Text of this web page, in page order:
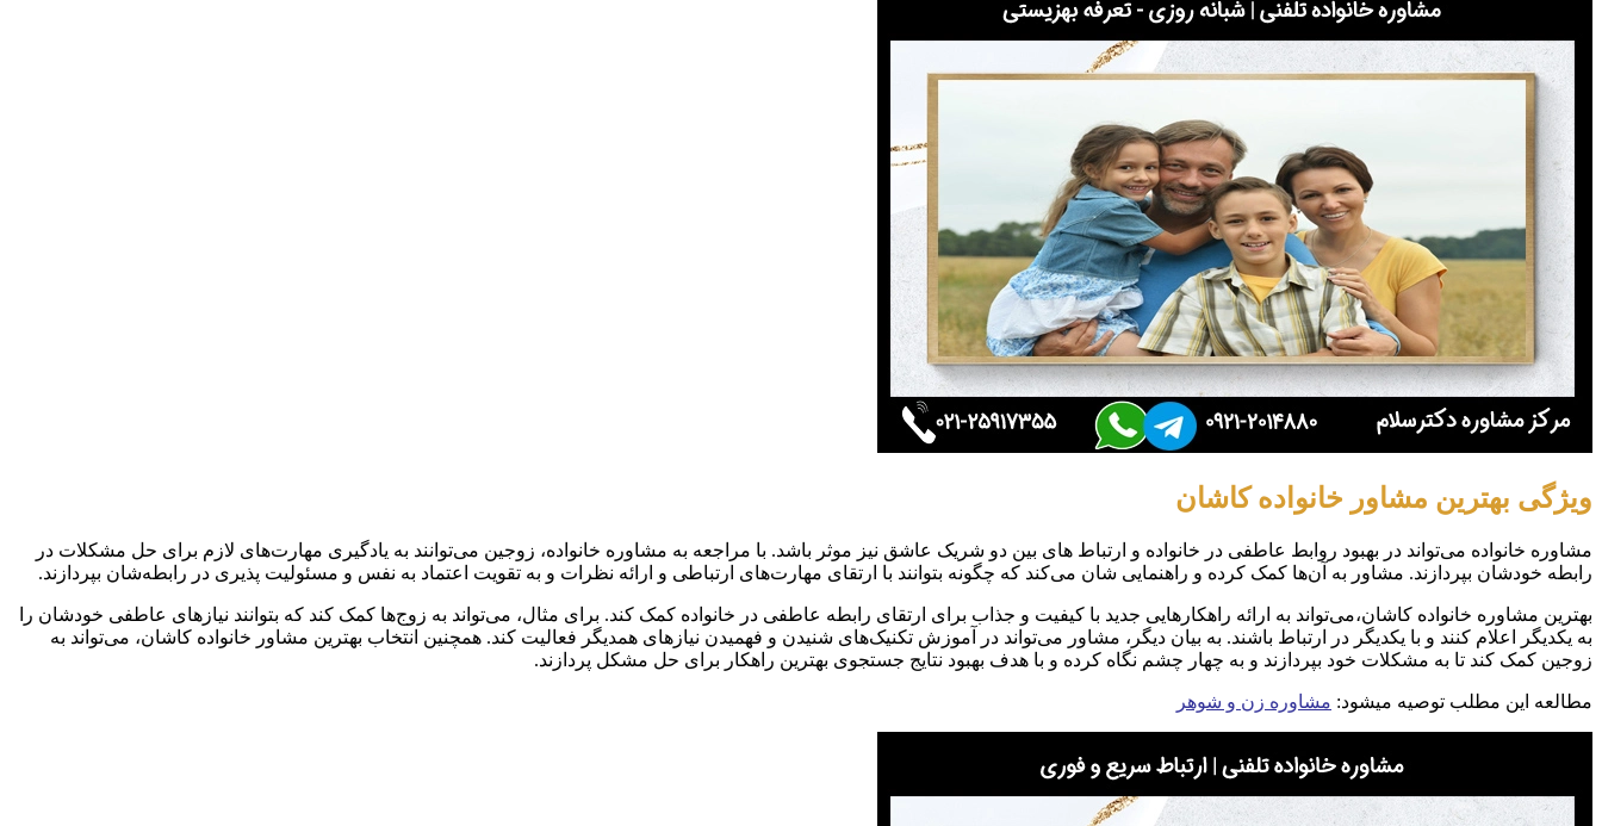
ویژگی بهترین مشاور خانواده کاشان
مشاوره خانواده می‌تواند در بهبود روابط عاطفی در خانواده و ارتباط های بین دو شریک عاشق نیز موثر باشد. با مراجعه به مشاوره خانواده، زوجین می‌توانند به یادگیری مهارت‌های لازم برای حل مشکلات در
رابطه خودشان بپردازند. مشاور به آن‌ها کمک کرده و راهنمایی شان می‌کند که چگونه بتوانند با ارتقای مهارت‌های ارتباطی و ارائه نظرات و به تقویت اعتماد به نفس و مسئولیت پذیری در رابطه‌شان بپردازند.
بهترین مشاوره خانواده کاشان،می‌تواند به ارائه راهکارهایی جدید با کیفیت و جذاب برای ارتقای رابطه عاطفی در خانواده کمک کند. برای مثال، می‌تواند به زوج‌ها کمک کند که بتوانند نیازهای عاطفی خودشان را
به یکدیگر اعلام کنند و با یکدیگر در ارتباط باشند. به بیان دیگر، مشاور می‌تواند در آموزش تکنیک‌های شنیدن و فهمیدن نیازهای همدیگر فعالیت کند. همچنین انتخاب بهترین مشاور خانواده کاشان، می‌تواند به
زوجین کمک کند تا به مشکلات خود بپردازند و به چهار چشم‌ نگاه کرده و با هدف بهبود نتایج جستجوی بهترین راهکار برای حل مشکل پردازند.
مطالعه این مطلب توصیه میشود: مشاوره زن و شوهر